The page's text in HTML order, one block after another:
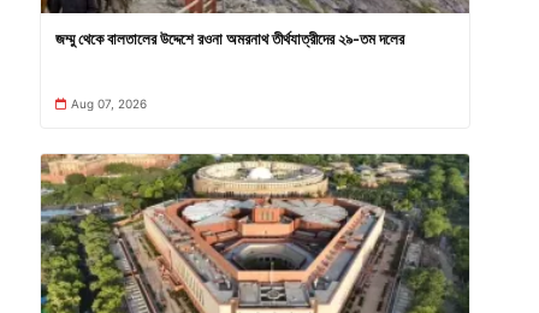
জম্মু থেকে বালতালের উদ্দেশে রওনা অমরনাথ তীর্থযাত্রীদের ২৯-তম দলের
Aug 07, 2026